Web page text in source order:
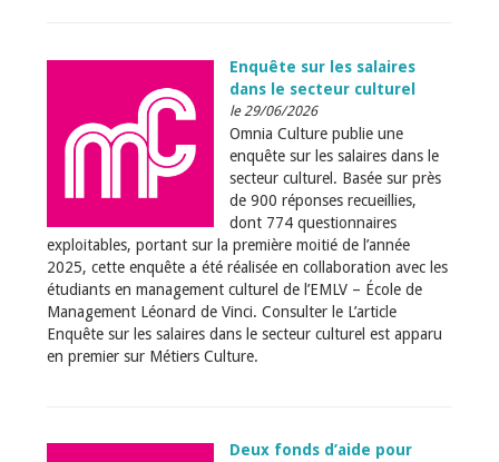
Enquête sur les salaires
dans le secteur culturel
le 29/06/2026
Omnia Culture publie une
enquête sur les salaires dans le
secteur culturel. Basée sur près
de 900 réponses recueillies,
dont 774 questionnaires
exploitables, portant sur la première moitié de l’année
2025, cette enquête a été réalisée en collaboration avec les
étudiants en management culturel de l’EMLV – École de
Management Léonard de Vinci. Consulter le L’article
Enquête sur les salaires dans le secteur culturel est apparu
en premier sur Métiers Culture.
Deux fonds d’aide pour